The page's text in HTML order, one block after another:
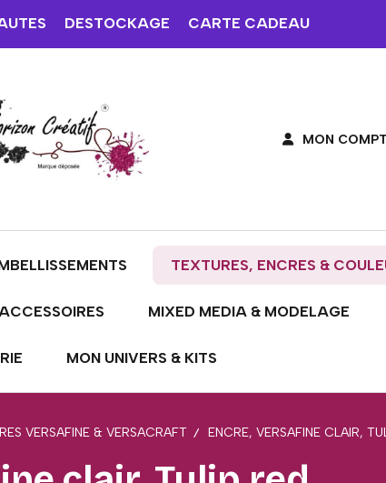
DESTOCKAGE CARTE CADEAU
MON
TEXTURES, ENCRES &
MIXED MEDIA & MODELAGE
MON UNIVERS & KITS
VERSAFINE & VERSACRAFT ENCRE, VERSAFINE CLAIR,